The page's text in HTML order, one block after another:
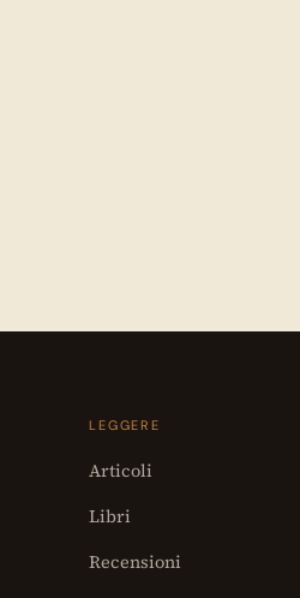
LEGGERE
Articoli
Libri
Recensioni